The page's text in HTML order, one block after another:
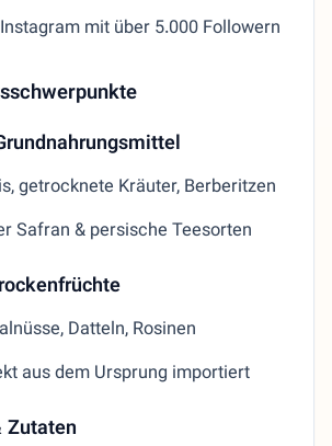
mit über 5.000 Followern
getrocknete Kräuter, Berberitzen
Safran & persische Teesorten
Datteln, Rosinen
aus dem Ursprung importiert
Zutaten